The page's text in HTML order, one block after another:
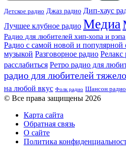
Детское радио Джаз радио Дип-хаус
Лучшее клубное радио Медиа
Радио для любителей хип-хопа и рэпа
Радио с самой новой и популярной
музыкой Разговорное радио Релакс
расслабиться Ретро радио для
радио для любителей
на любой вкус Фолк радио Шансон радио
© Все права защищены 2026
Карта сайта
Обратная связь
О сайте
Политика